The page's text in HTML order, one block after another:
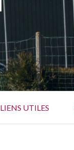
LIENS UTILES